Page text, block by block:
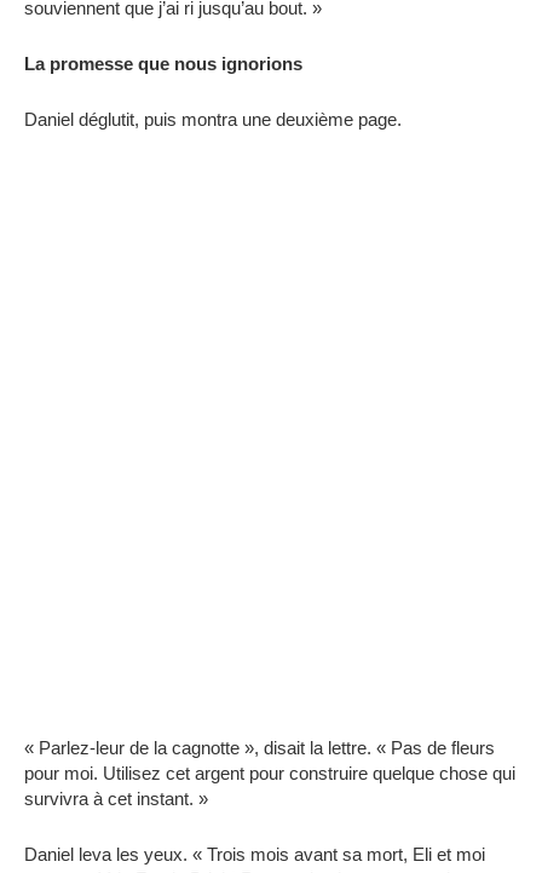
souviennent que j’ai ri jusqu’au bout. »
La promesse que nous ignorions
Daniel déglutit, puis montra une deuxième page.
« Parlez-leur de la cagnotte », disait la lettre. « Pas de fleurs
pour moi. Utilisez cet argent pour construire quelque chose qui
survivra à cet instant. »
Daniel leva les yeux. « Trois mois avant sa mort, Eli et moi